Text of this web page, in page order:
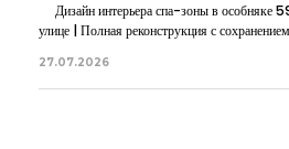
Дизайн интерьера спа-зоны в особняке
улице | Полная реконструкция с
27.07.2026